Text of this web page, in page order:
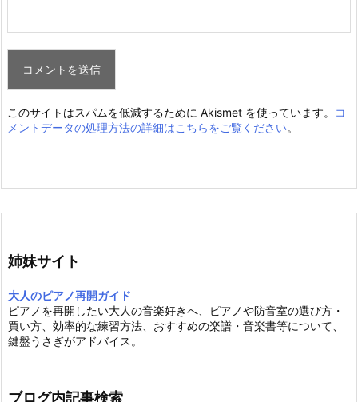
このサイトはスパムを低減するために Akismet を使っています。
コ
メントデータの処理方法の詳細はこちらをご覧ください。
姉妹サイト
大人のピアノ再開ガイド
ピアノを再開したい大人の音楽好きへ、ピアノや防音室の選び方・
買い方、効率的な練習方法、おすすめの楽譜・音楽書等について、
鍵盤うさぎがアドバイス。
ブログ内記事検索